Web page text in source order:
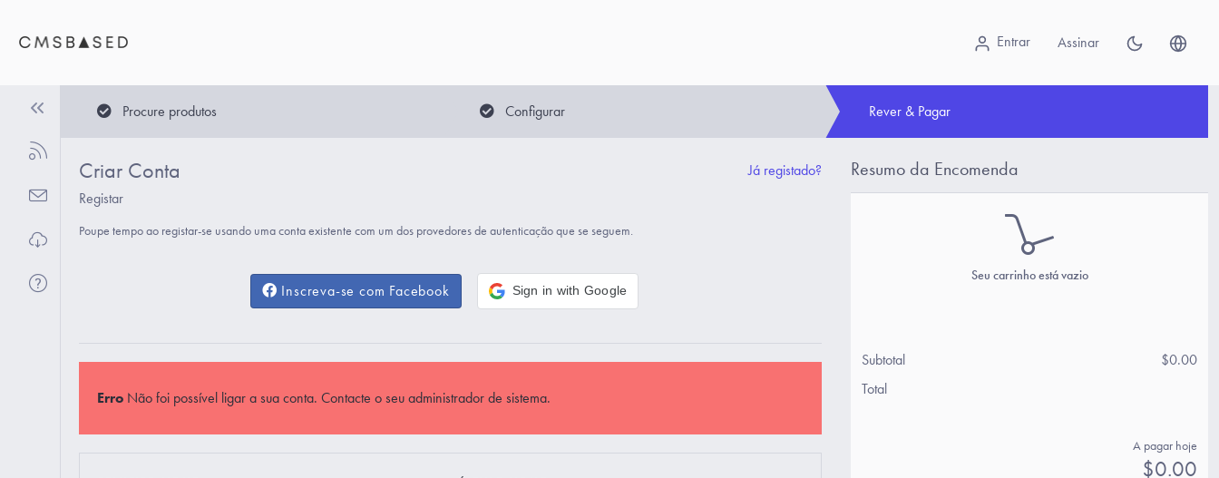
Entrar Assinar
Procure produtos Configurar Rever & Pagar
Criar Conta
Já registado?
Registar
Poupe tempo ao registar-se usando uma conta existente com um dos provedores de autenticação que se seguem.
Inscreva-se com Facebook Sign in with Google
Erro Não foi possível ligar a sua conta. Contacte o seu administrador de sistema.
Resumo da Encomenda
Seu carrinho está vazio
Subtotal
$0.00
Total
A pagar hoje
$0.00